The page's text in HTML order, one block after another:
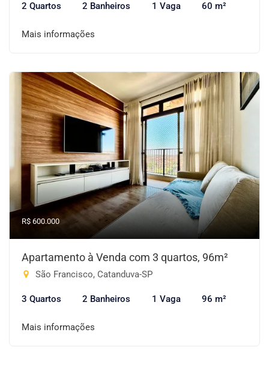
2 Quartos 2 Banheiros 1 Vaga 60 m²
Mais informações
R$ 600.000
Apartamento à Venda com 3 quartos, 96m²
São Francisco, Catanduva-SP
3 Quartos 2 Banheiros 1 Vaga 96 m²
Mais informações